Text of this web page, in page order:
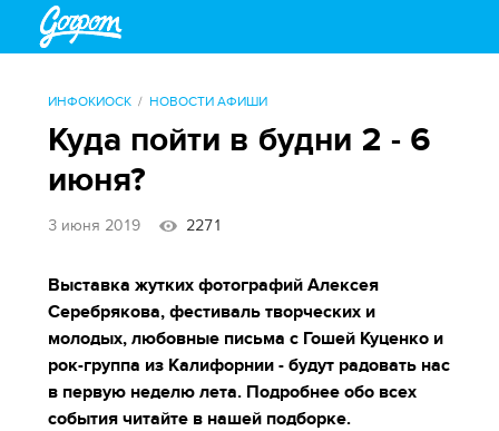
ИНФОКИОСК НОВОСТИ АФИШИ
Куда пойти в будни 2 - 6
июня?
3 июня 2019 2271
Выставка жутких фотографий Алексея
Серебрякова, фестиваль творческих и
молодых, любовные письма с Гошей Куценко и
рок-группа из Калифорнии - будут радовать нас
в первую неделю лета. Подробнее обо всех
события читайте в нашей подборке.